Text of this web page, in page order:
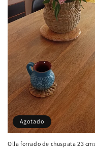
Agotado
Olla forrado de chuspata 23